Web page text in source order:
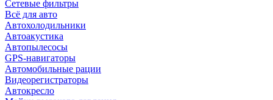
Сетевые фильтры
Всё для авто
Автохолодильники
Автоакустика
Автопылесосы
GPS-навигаторы
Автомобильные рации
Видеорегистраторы
Автокресло